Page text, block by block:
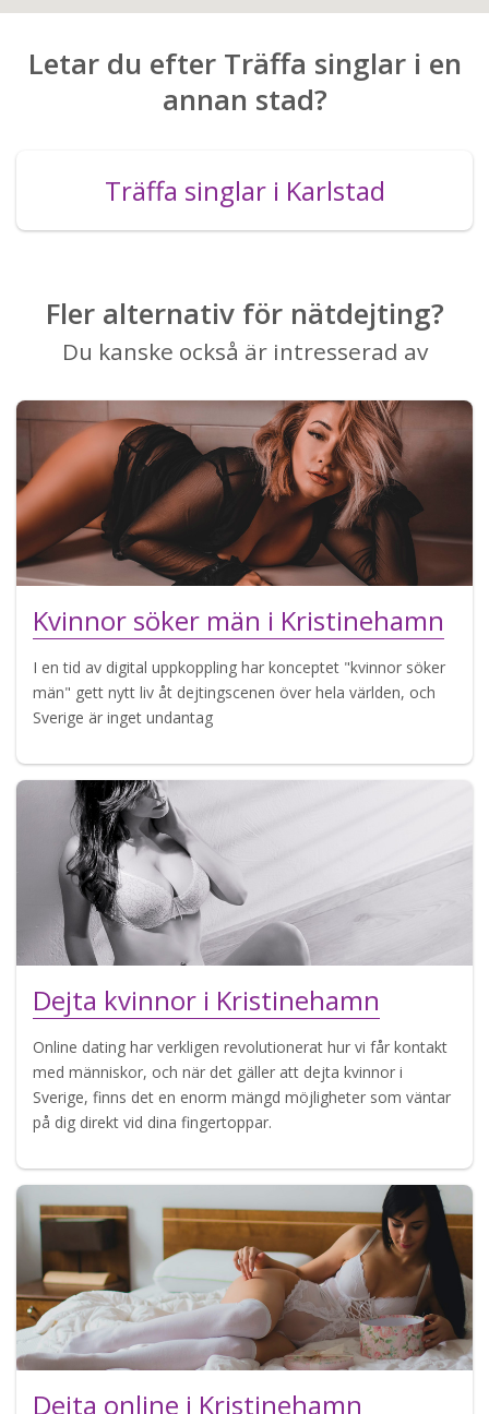
Letar du efter Träffa singlar i en
annan stad?
Träffa singlar i Karlstad
Fler alternativ för nätdejting?
Du kanske också är intresserad av
Kvinnor söker män i Kristinehamn
I en tid av digital uppkoppling har konceptet "kvinnor söker
män" gett nytt liv åt dejtingscenen över hela världen, och
Sverige är inget undantag
Dejta kvinnor i Kristinehamn
Online dating har verkligen revolutionerat hur vi får kontakt
med människor, och när det gäller att dejta kvinnor i
Sverige, finns det en enorm mängd möjligheter som väntar
på dig direkt vid dina fingertoppar.
Dejta online i Kristinehamn